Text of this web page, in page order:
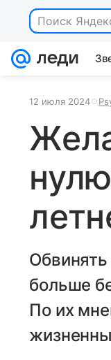
Поиск
12 июля 2024
больше
По их